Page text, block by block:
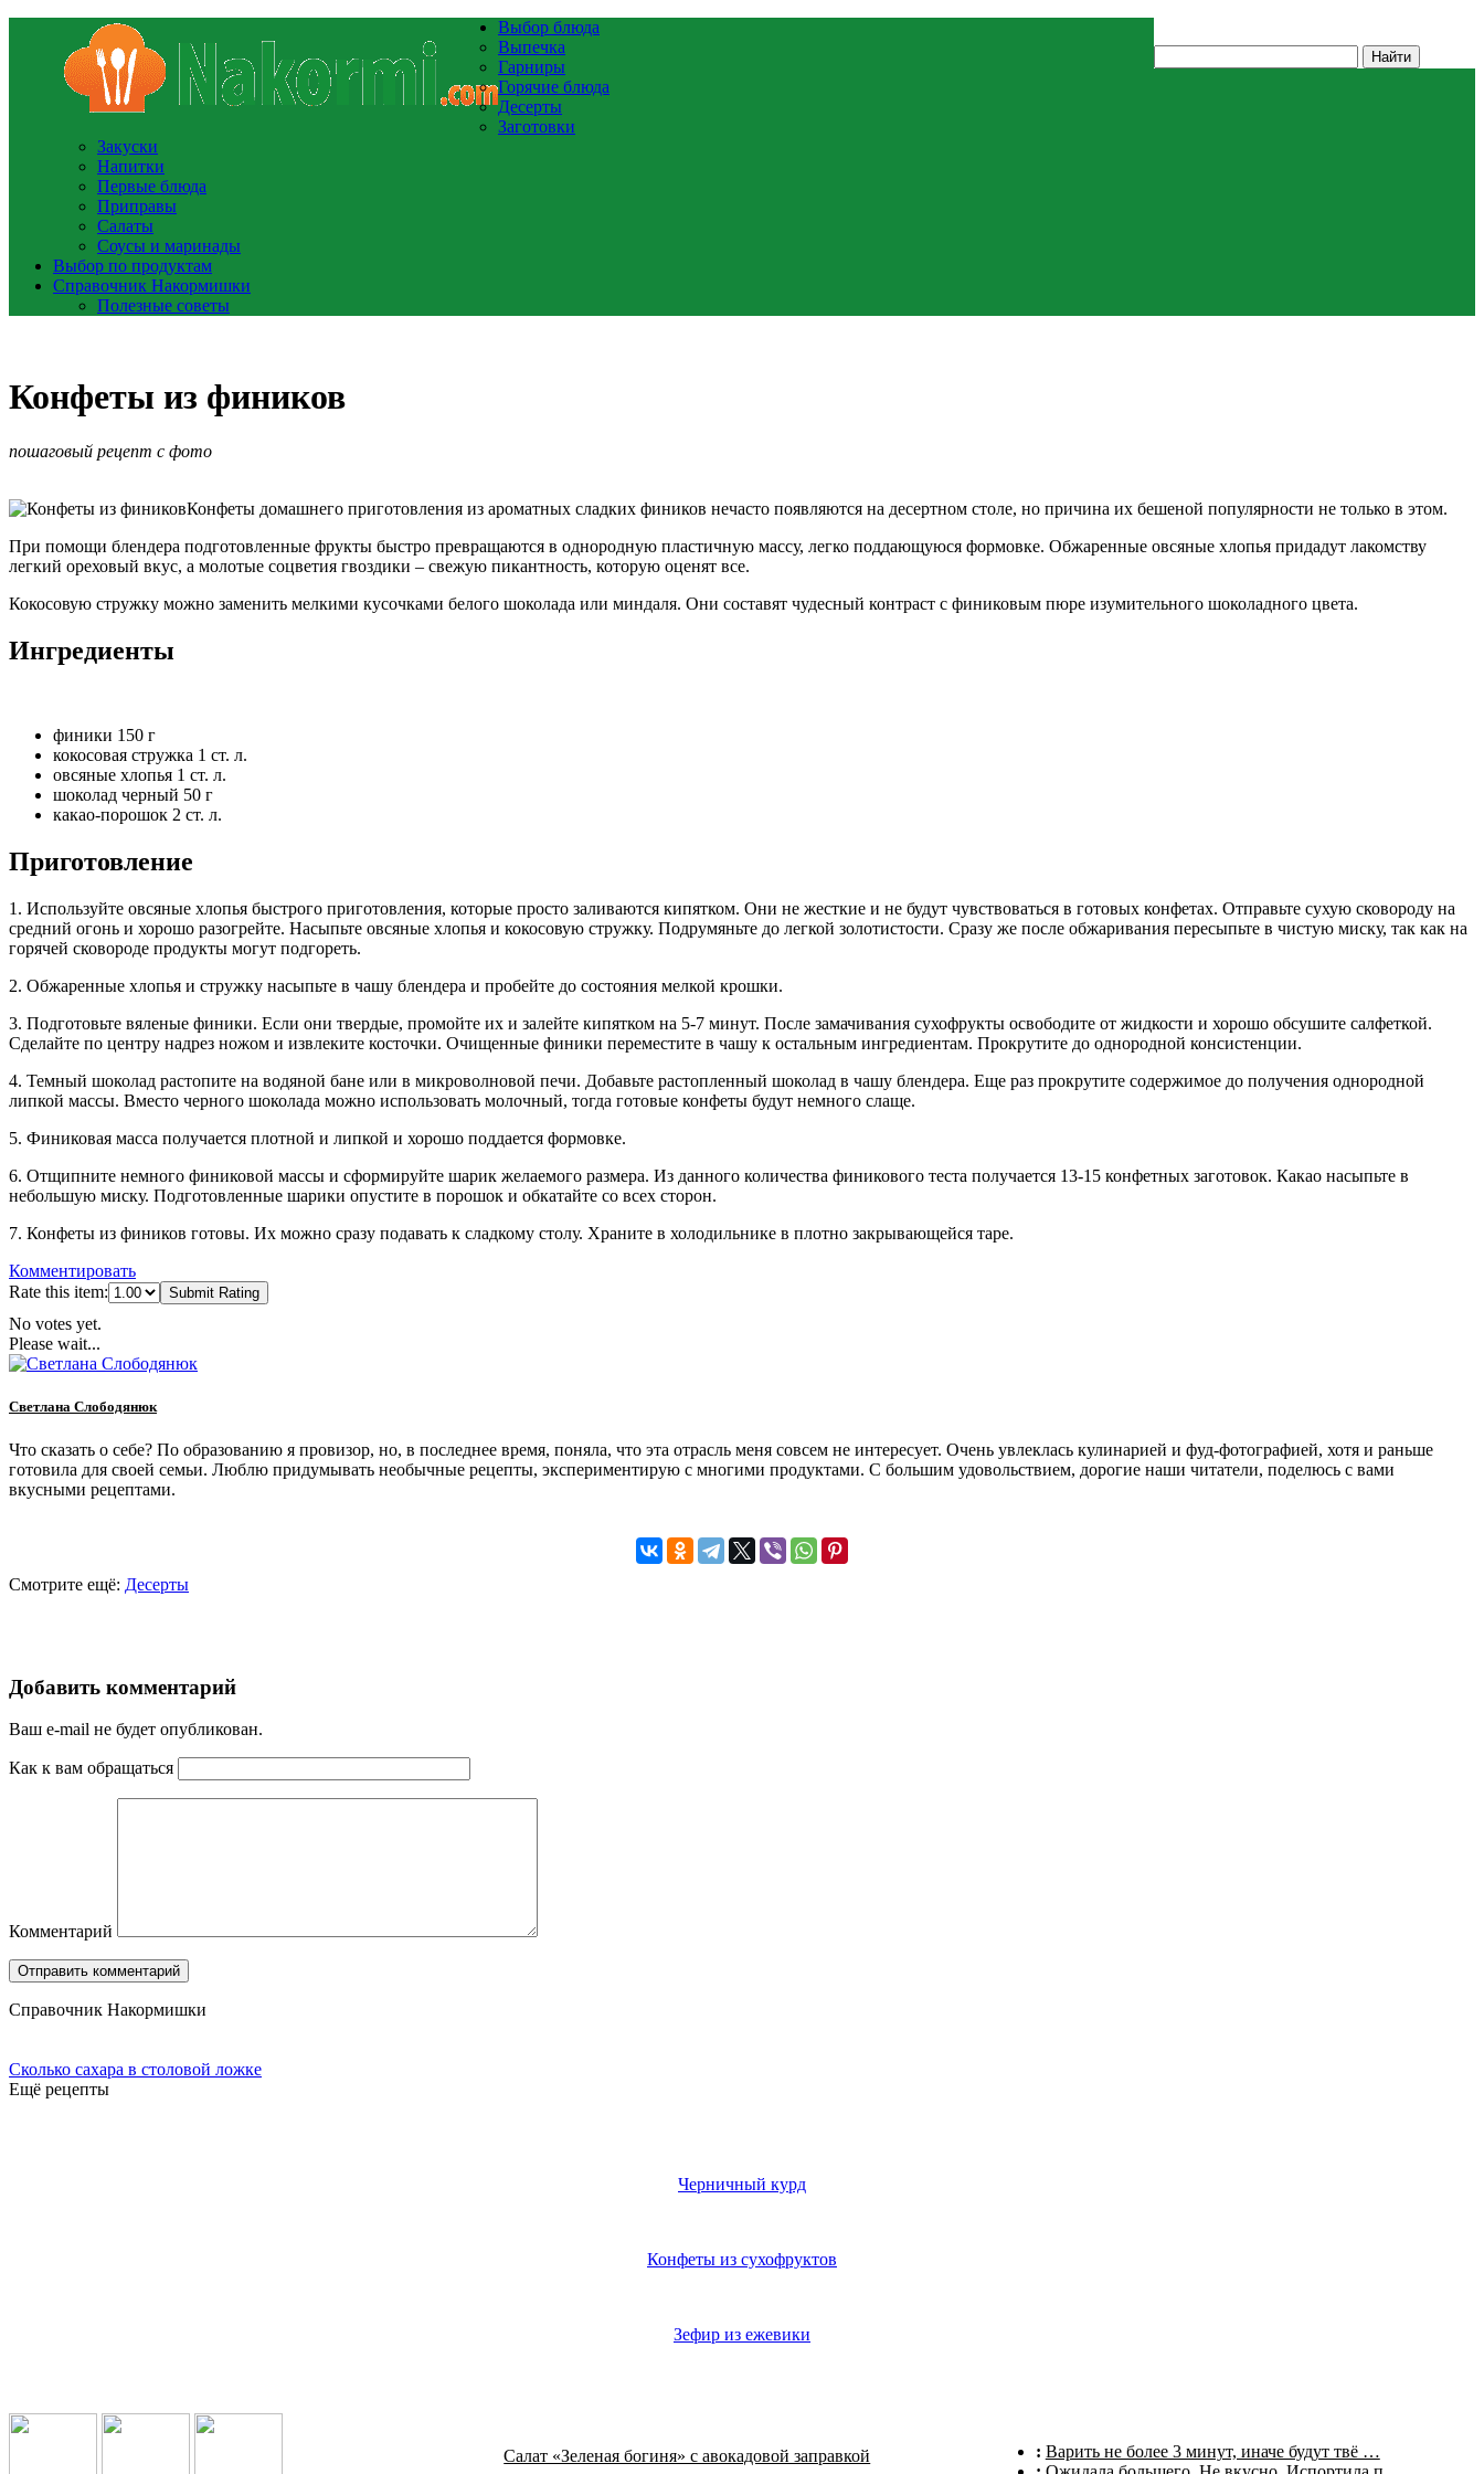
Выбор блюда
Выпечка
Гарниры
Горячие блюда
Десерты
Заготовки
Закуски
Напитки
Первые блюда
Приправы
Салаты
Соусы и маринады
Выбор по продуктам
Справочник Накормишки
Полезные советы
Конфеты из фиников
пошаговый рецепт с фото
Конфеты домашнего приготовления из ароматных сладких фиников нечасто появляются на десертном столе, но причина их бешеной популярности не только в этом.
При помощи блендера подготовленные фрукты быстро превращаются в однородную пластичную массу, легко поддающуюся формовке. Обжаренные овсяные хлопья придадут лакомству
легкий ореховый вкус, а молотые соцветия гвоздики – свежую пикантность, которую оценят все.
Кокосовую стружку можно заменить мелкими кусочками белого шоколада или миндаля. Они составят чудесный контраст с финиковым пюре изумительного шоколадного цвета.
Ингредиенты
финики 150 г
кокосовая стружка 1 ст. л.
овсяные хлопья 1 ст. л.
шоколад черный 50 г
какао-порошок 2 ст. л.
Приготовление
1. Используйте овсяные хлопья быстрого приготовления, которые просто заливаются кипятком. Они не жесткие и не будут чувствоваться в готовых конфетах. Отправьте сухую сковороду на
средний огонь и хорошо разогрейте. Насыпьте овсяные хлопья и кокосовую стружку. Подрумяньте до легкой золотистости. Сразу же после обжаривания пересыпьте в чистую миску, так как на
горячей сковороде продукты могут подгореть.
2. Обжаренные хлопья и стружку насыпьте в чашу блендера и пробейте до состояния мелкой крошки.
3. Подготовьте вяленые финики. Если они твердые, промойте их и залейте кипятком на 5-7 минут. После замачивания сухофрукты освободите от жидкости и хорошо обсушите салфеткой.
Сделайте по центру надрез ножом и извлеките косточки. Очищенные финики переместите в чашу к остальным ингредиентам. Прокрутите до однородной консистенции.
4. Темный шоколад растопите на водяной бане или в микроволновой печи. Добавьте растопленный шоколад в чашу блендера. Еще раз прокрутите содержимое до получения однородной
липкой массы. Вместо черного шоколада можно использовать молочный, тогда готовые конфеты будут немного слаще.
5. Финиковая масса получается плотной и липкой и хорошо поддается формовке.
6. Отщипните немного финиковой массы и сформируйте шарик желаемого размера. Из данного количества финикового теста получается 13-15 конфетных заготовок. Какао насыпьте в
небольшую миску. Подготовленные шарики опустите в порошок и обкатайте со всех сторон.
7. Конфеты из фиников готовы. Их можно сразу подавать к сладкому столу. Храните в холодильнике в плотно закрывающейся таре.
Комментировать
Rate this item:
Submit Rating
No votes yet.
Please wait...
Светлана Слободянюк
Что сказать о себе? По образованию я провизор, но, в последнее время, поняла, что эта отрасль меня совсем не интересует. Очень увлеклась кулинарией и фуд-фотографией, хотя и раньше
готовила для своей семьи. Люблю придумывать необычные рецепты, экспериментирую с многими продуктами. С большим удовольствием, дорогие наши читатели, поделюсь с вами
вкусными рецептами.
Смотрите ещё: Десерты
Добавить комментарий
Ваш e-mail не будет опубликован.
Как к вам обращаться
Комментарий
Справочник Накормишки
Сколько сахара в столовой ложке
Ещё рецепты
Черничный курд
Конфеты из сухофруктов
Зефир из ежевики
Салат «Зеленая богиня» с авокадовой заправкой : Варить не более 3 минут, иначе будут твё …